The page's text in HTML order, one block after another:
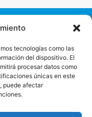
tecnologías como las
del dispositivo. El
procesar datos como
únicas en este
puede afectar